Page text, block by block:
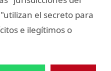
el secreto para
e ilegítimos o